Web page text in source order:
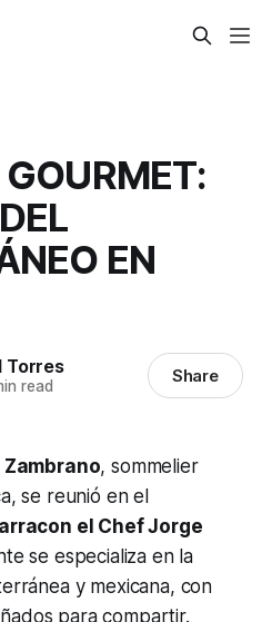
EN
Torres
read Share
Zambrano, sommelier
se reunió en el
el Chef Jorge
se especializa en la
y mexicana, con
para compartir.